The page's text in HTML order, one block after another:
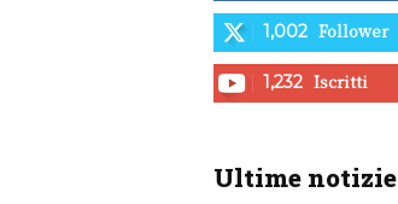
1,002 Follower
1,232 Iscritti
Ultime notizie